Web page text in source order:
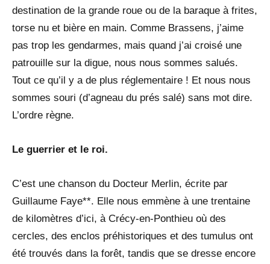
destination de la grande roue ou de la baraque à frites,
torse nu et bière en main. Comme Brassens, j’aime
pas trop les gendarmes, mais quand j’ai croisé une
patrouille sur la digue, nous nous sommes salués.
Tout ce qu’il y a de plus réglementaire ! Et nous nous
sommes souri (d’agneau du prés salé) sans mot dire.
L’ordre règne.
Le guerrier et le roi.
C’est une chanson du Docteur Merlin, écrite par
Guillaume Faye**. Elle nous emmène à une trentaine
de kilomètres d’ici, à Crécy-en-Ponthieu où des
cercles, des enclos préhistoriques et des tumulus ont
été trouvés dans la forêt, tandis que se dresse encore